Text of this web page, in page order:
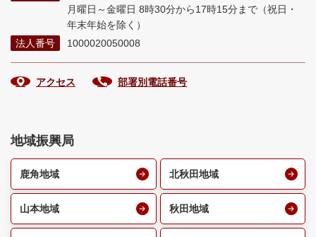
月曜日～金曜日 8時30分から17時15分まで （祝日・
年末年始を除く）
法人番号
1000020050008
アクセス 部署別電話番号
地域振興局
鹿角地域 北秋田地域
山本地域 秋田地域